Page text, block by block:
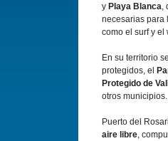
y Playa Blanca,
necesarias para
como el surf y el
En su territorio
protegidos, el
Protegido de
otros municipios.
Puerto del
aire libre,